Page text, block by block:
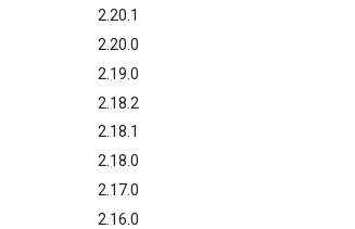
2.20.1
2.20.0
2.19.0
2.18.2
2.18.1
2.18.0
2.17.0
2.16.0